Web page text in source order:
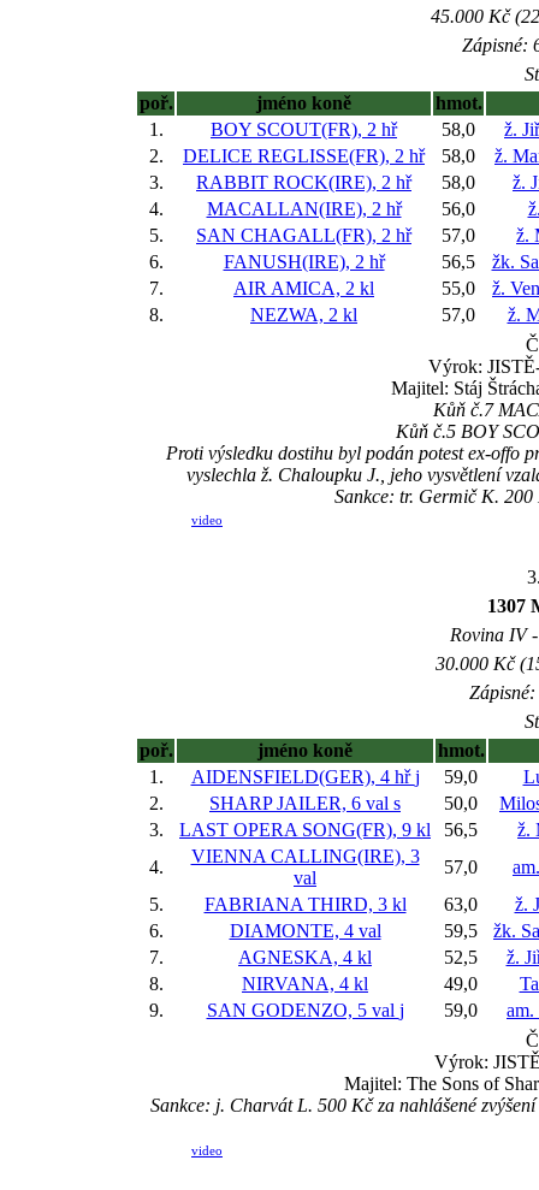
45.000 Kč
Zápisné:
poř.
jméno koně
hmot.
1.
BOY SCOUT(FR), 2 hř 58,0
ž.
2.
DELICE REGLISSE(FR), 2 hř 58,0
ž.
3.
RABBIT ROCK(IRE), 2 hř 58,0
ž.
4.
MACALLAN(IRE), 2 hř 56,0
5.
SAN CHAGALL(FR), 2 hř 57,0
ž.
6.
FANUSH(IRE), 2 hř 56,5
žk.
7.
AIR AMICA, 2 kl 55,0
ž.
8.
NEZWA, 2 kl 57,0
ž.
Výrok:
Majitel: Stáj
Kůň č.7
Kůň č.5 BOY
Proti výsledku dostihu byl podán potest ex-offo
vyslechla ž. Chaloupku J., jeho vysvětlení
Sankce: tr. Germič K.
video
1307
Rovina IV
30.000 Kč
poř.
jméno koně
hmot.
1.
AIDENSFIELD(GER), 4 hřj 59,0
2.
SHARP JAILER, 6 val s 50,0
3.
LAST OPERA SONG(FR), 9 kl 56,5
ž.
4.
VIENNA CALLING(IRE), 3
val
57,0
5.
FABRIANA THIRD, 3 kl 63,0
ž.
6.
DIAMONTE, 4 val 59,5
žk.
7.
AGNESKA, 4 kl 52,5
ž.
8.
NIRVANA, 4 kl 49,0
9.
SAN GODENZO, 5 val j 59,0
am.
Výrok:
Majitel: The Sons of
Sankce: j. Charvát L. 500 Kč za nahlášené
video